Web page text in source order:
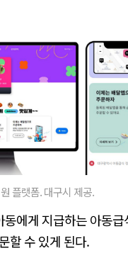
플랫폼. 대구시 제공.
동에게 지급하는 아동
할 수 있게 된다.